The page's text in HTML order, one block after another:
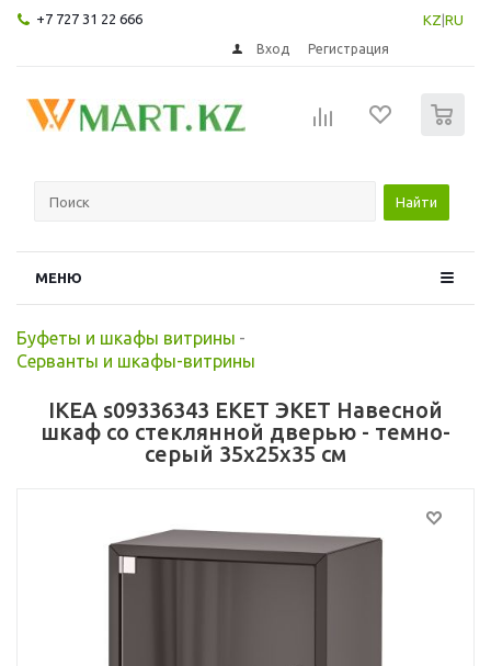
+7 727 31 22 666 KZ RU
Вход Регистрация
Найти
МЕНЮ
Буфеты и шкафы витрины -
Серванты и шкафы-витрины
IKEA s09336343 EKET ЭКЕТ Навесной
шкаф со стеклянной дверью - темно-
серый 35x25x35 см